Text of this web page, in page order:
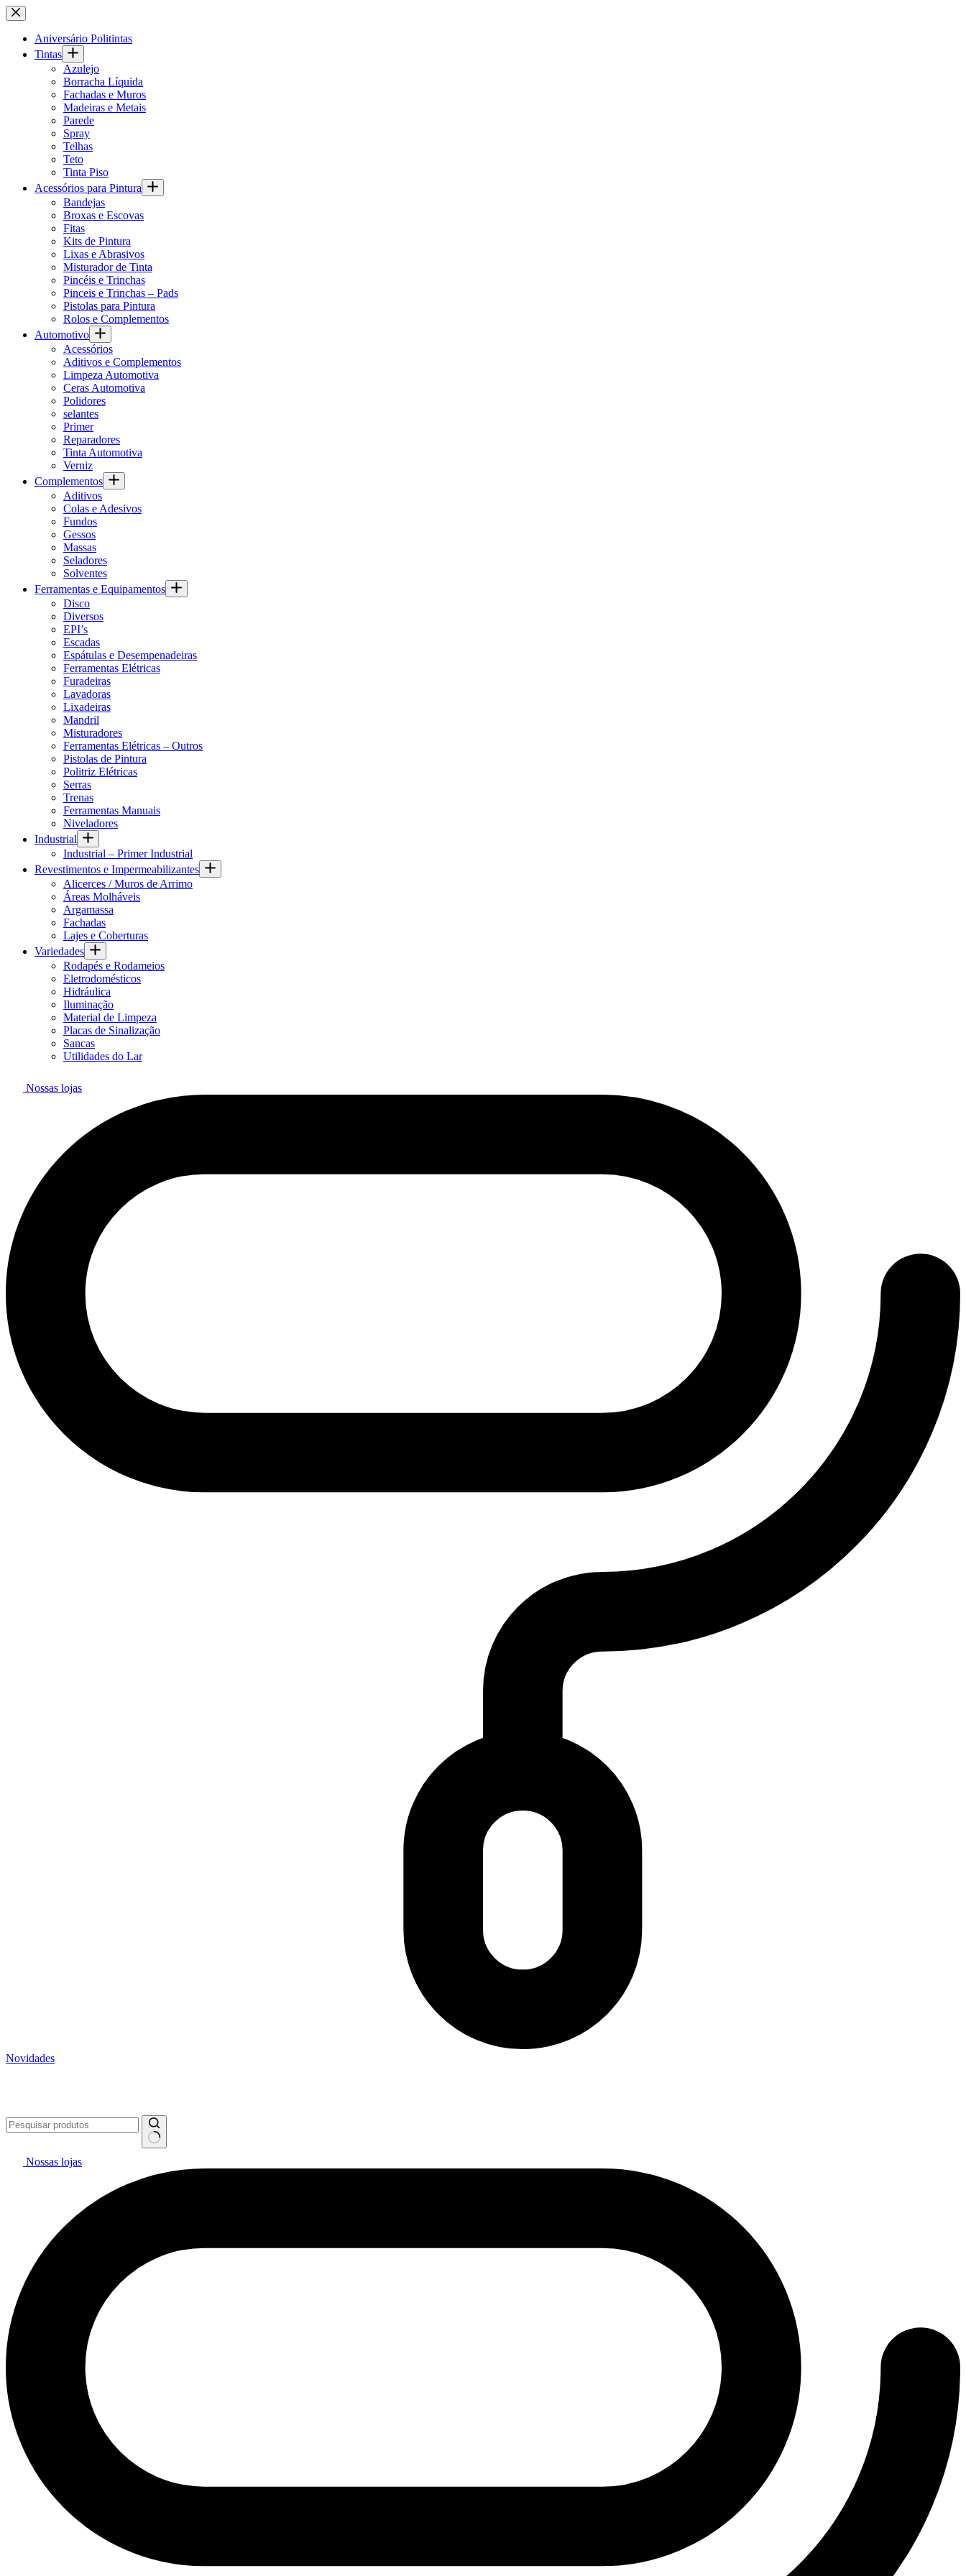
Pular
para
conteúdo
Aniversário Politintas
Tintas
Azulejo
Borracha Líquida
Fachadas e Muros
Madeiras e Metais
Parede
Spray
Telhas
Teto
Tinta Piso
Acessórios para Pintura
Bandejas
Broxas e Escovas
Fitas
Kits de Pintura
Lixas e Abrasivos
Misturador de Tinta
Pincéis e Trinchas
Pinceis e Trinchas – Pads
Pistolas para Pintura
Rolos e Complementos
Automotivo
Acessórios
Aditivos e Complementos
Limpeza Automotiva
Ceras Automotiva
Polidores
selantes
Primer
Reparadores
Tinta Automotiva
Verniz
Complementos
Aditivos
Colas e Adesivos
Fundos
Gessos
Massas
Seladores
Solventes
Ferramentas e Equipamentos
Disco
Diversos
EPI’s
Escadas
Espátulas e Desempenadeiras
Ferramentas Elétricas
Furadeiras
Lavadoras
Lixadeiras
Mandril
Misturadores
Ferramentas Elétricas – Outros
Pistolas de Pintura
Politriz Elétricas
Serras
Trenas
Ferramentas Manuais
Niveladores
Industrial
Industrial – Primer Industrial
Revestimentos e Impermeabilizantes
Alicerces / Muros de Arrimo
Áreas Molháveis
Argamassa
Fachadas
Lajes e Coberturas
Variedades
Rodapés e Rodameios
Eletrodomésticos
Hidráulica
Iluminação
Material de Limpeza
Placas de Sinalização
Sancas
Utilidades do Lar
Nossas lojas
Novidades
Nossas lojas